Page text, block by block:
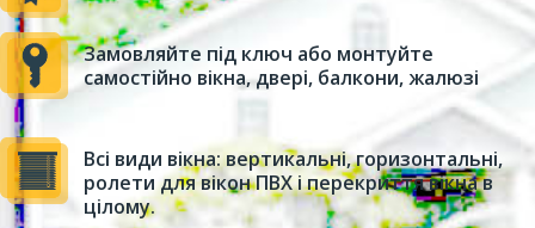
Замовляйте під ключ або монтуйте
самостійно вікна, двері, балкони, жалюзі
Всі види вікна: вертикальні, горизонтальні,
ролети для вікон ПВХ і перекриття вікна в
цілому.